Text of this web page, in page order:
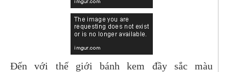
Đến với thế giới bánh kem đầy sắc màu